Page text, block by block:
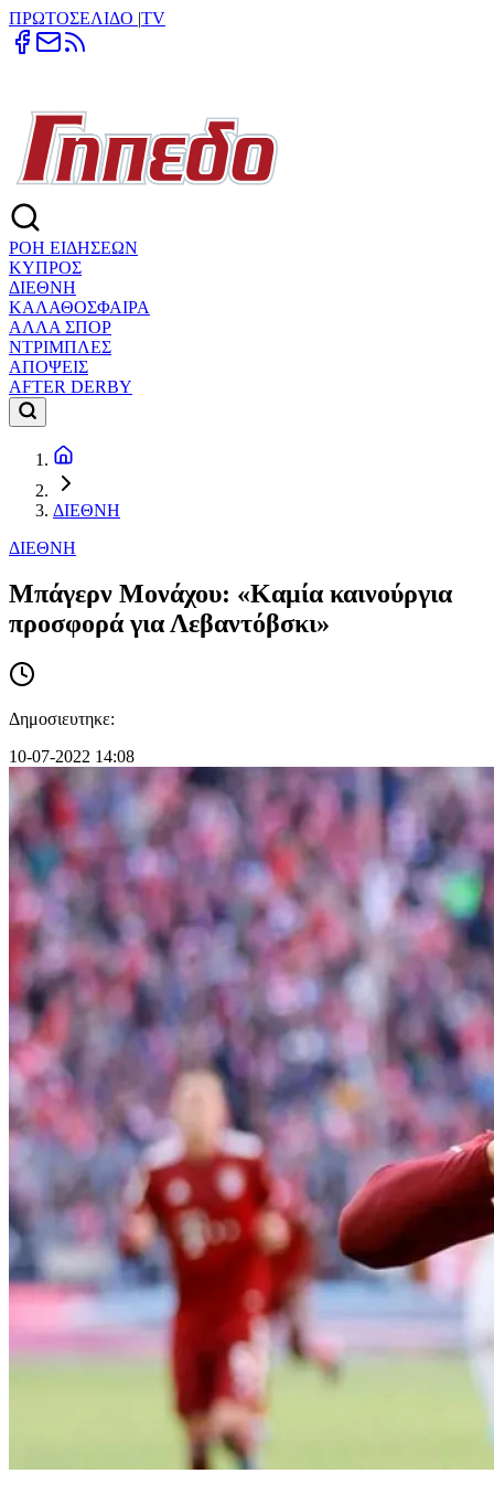
ΠΡΩΤΟΣΕΛΙΔΟ |TV
ΡΟΗ ΕΙΔΗΣΕΩΝ
ΚΥΠΡΟΣ
ΔΙΕΘΝΗ
ΚΑΛΑΘΟΣΦΑΙΡΑ
ΑΛΛΑ ΣΠΟΡ
ΝΤΡΙΜΠΛΕΣ
ΑΠΟΨΕΙΣ
AFTER DERBY
ΔΙΕΘΝΗ
ΔΙΕΘΝΗ
Μπάγερν Μονάχου: «Καμία καινούργια
προσφορά για Λεβαντόβσκι»
Δημοσιευτηκε:
10-07-2022 14:08